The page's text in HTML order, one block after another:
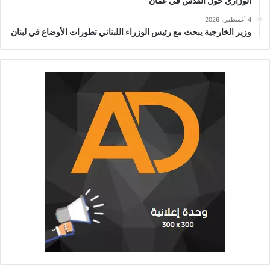
4 أغسطس، 2026
وزير الخارجية يبحث مع رئيس الوزراء اللبناني تطورات الأوضاع في لبنان